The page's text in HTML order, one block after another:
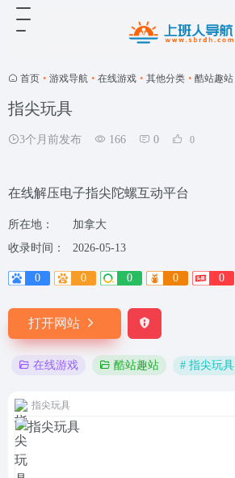
首页 • 游戏导航 • 在线游戏 • 其他分类 • 酷站趣站
指尖玩具
3个月前发布 166 0 0
在线解压电子指尖陀螺互动平台
所在地：
加拿大
收录时间：
2026-05-13
0 0 0 0 0
打开网站
在线游戏 酷站趣站 # 指尖玩具
指尖玩具